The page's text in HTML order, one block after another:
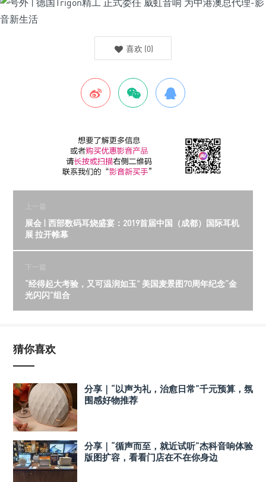
喜欢 (0)
上一篇
展会 | 西部数码耳烧盛宴：2019首届中国（成都）国际耳机
展 拉开帷幕
下一篇
“经得起大考验，又可温润如玉” 美国麦景图70周年纪念“金
光闪闪”组合
猜你喜欢
分享｜“以声为礼，治愈日常”千元预算，氛
围感好物推荐
分享｜“循声而至，就近试听”杰科音响体验
版图扩容，看看门店在不在你身边